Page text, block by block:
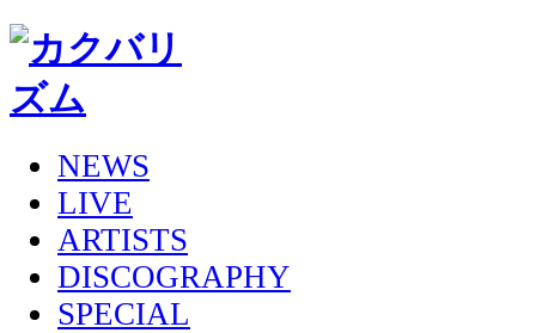
NEWS
LIVE
ARTISTS
DISCOGRAPHY
SPECIAL